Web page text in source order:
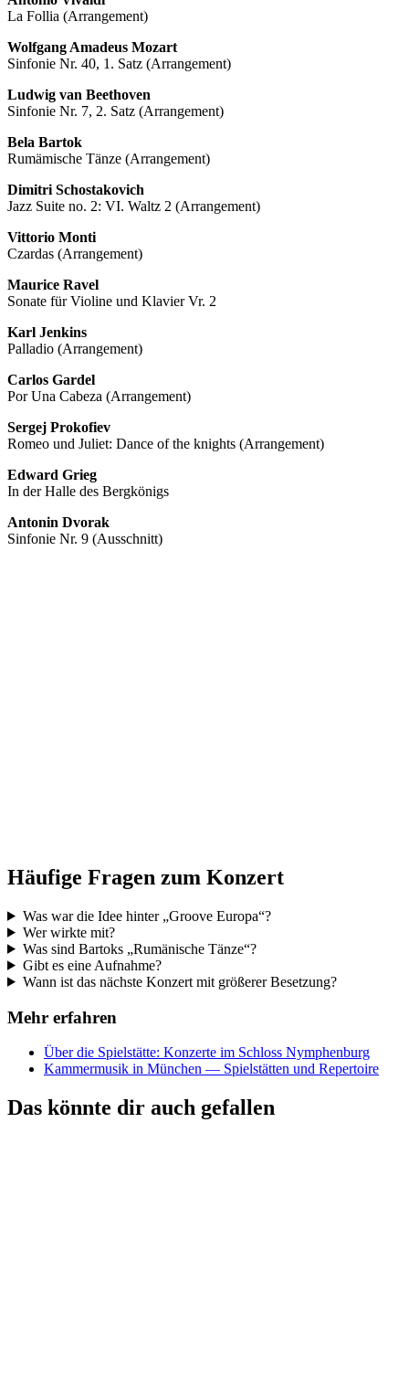
La Follia (Arrangement)
Wolfgang Amadeus Mozart
Sinfonie Nr. 40, 1. Satz (Arrangement)
Ludwig van Beethoven
Sinfonie Nr. 7, 2. Satz (Arrangement)
Bela Bartok
Rumämische Tänze (Arrangement)
Dimitri Schostakovich
Jazz Suite no. 2: VI. Waltz 2 (Arrangement)
Vittorio Monti
Czardas (Arrangement)
Maurice Ravel
Sonate für Violine und Klavier Vr. 2
Karl Jenkins
Palladio (Arrangement)
Carlos Gardel
Por Una Cabeza (Arrangement)
Sergej Prokofiev
Romeo und Juliet: Dance of the knights (Arrangement)
Edward Grieg
In der Halle des Bergkönigs
Antonin Dvorak
Sinfonie Nr. 9 (Ausschnitt)
Häufige Fragen zum Konzert
Was war die Idee hinter „Groove Europa“?
Wer wirkte mit?
Was sind Bartoks „Rumänische Tänze“?
Gibt es eine Aufnahme?
Wann ist das nächste Konzert mit größerer Besetzung?
Mehr erfahren
Über die Spielstätte: Konzerte im Schloss Nymphenburg
Kammermusik in München — Spielstätten und Repertoire
Das könnte dir auch gefallen